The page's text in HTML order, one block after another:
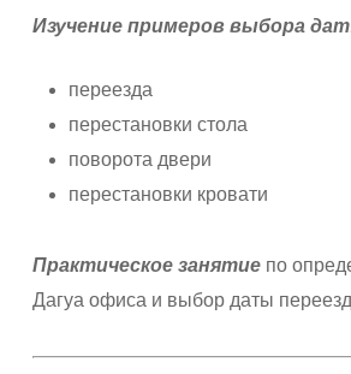
Изучение примеров выбора
переезда
перестановки стола
поворота двери
перестановки кровати
Практическое занятие по
Дагуа офиса и выбор даты